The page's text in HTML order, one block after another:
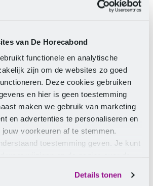
van De Horecabond
functionele en analytische
zijn om de websites zo goed
Deze cookies gebruiken
en hier is geen toestemming
maken we gebruik van marketing
en advertenties te personaliseren en
voorkeuren af te stemmen.
toestemming geven. Je kunt
Details tonen
Hollands Spoor sta je bij onze
Duindorp' en stap uit bij halte
de auto?Parkeer dan je auto
maandag 1